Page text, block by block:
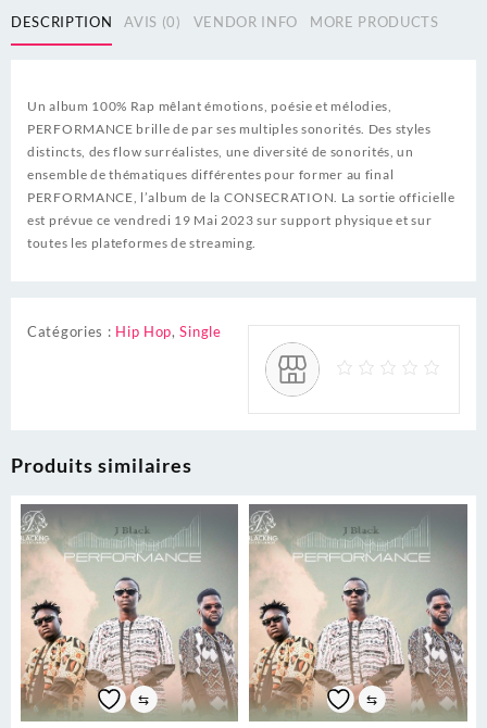
DESCRIPTION AVIS (0) VENDOR INFO MORE PRODUCTS
Un album 100% Rap mêlant émotions, poésie et mélodies,
PERFORMANCE brille de par ses multiples sonorités. Des styles
distincts, des flow surréalistes, une diversité de sonorités, un
ensemble de thématiques différentes pour former au final
PERFORMANCE, l’album de la CONSECRATION. La sortie officielle
est prévue ce vendredi 19 Mai 2023 sur support physique et sur
toutes les plateformes de streaming.
Catégories : Hip Hop,Single
Produits similaires
⇆ ⇆